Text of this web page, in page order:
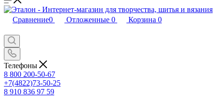
Сравнение0 Отложенные 0 Корзина 0
Телефоны
8 800 200-50-67
+7(4822)73-50-25
8 910 836 97 59